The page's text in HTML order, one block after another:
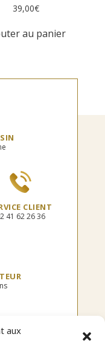
aux
39,00€
au panier
CLIENT
41 62 26 36